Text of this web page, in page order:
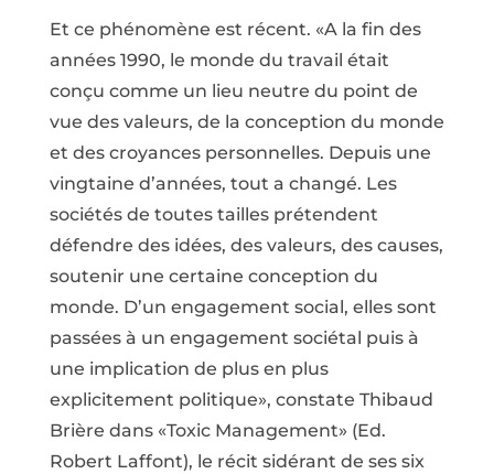
Et ce phénomène est récent. «A la fin des
années 1990, le monde du travail était
conçu comme un lieu neutre du point de
vue des valeurs, de la conception du monde
et des croyances personnelles. Depuis une
vingtaine d’années, tout a changé. Les
sociétés de toutes tailles prétendent
défendre des idées, des valeurs, des causes,
soutenir une certaine conception du
monde. D’un engagement social, elles sont
passées à un engagement sociétal puis à
une implication de plus en plus
explicitement politique», constate Thibaud
Brière dans «Toxic Management» (Ed.
Robert Laffont), le récit sidérant de ses six